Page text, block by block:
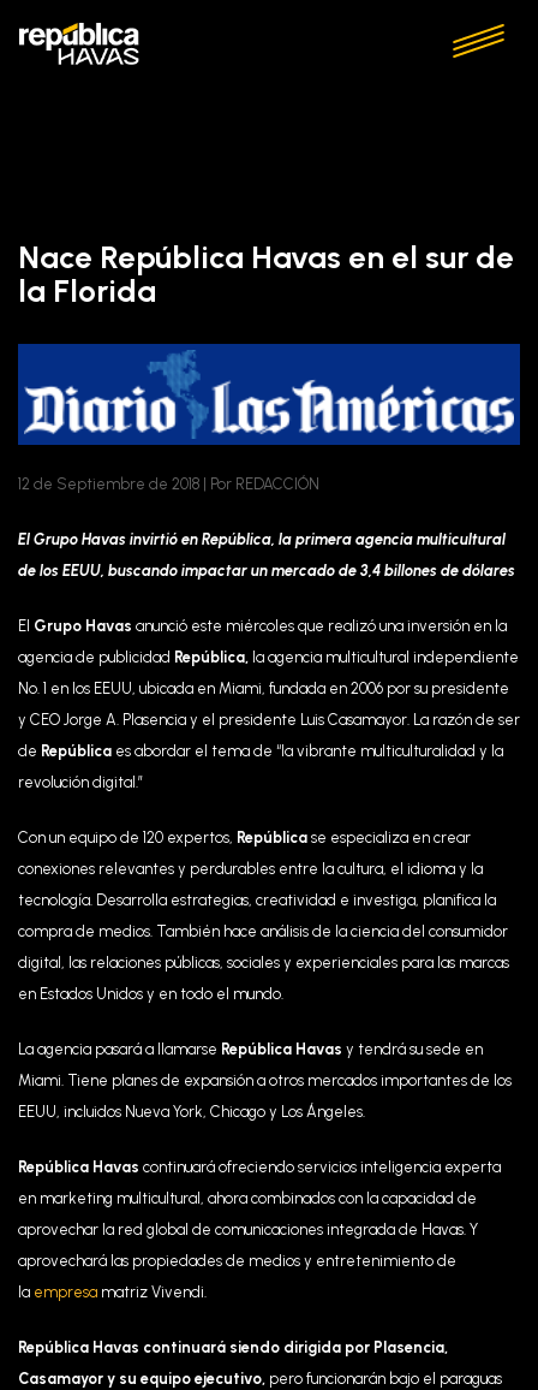
Nace República Havas en el sur de
la Florida
12 de Septiembre de 2018 | Por REDACCIÓN
El Grupo Havas invirtió en República, la primera agencia multicultural
de los EEUU, buscando impactar un mercado de 3,4 billones de dólares
El Grupo Havas anunció este miércoles que realizó una inversión en la
agencia de publicidad República, la agencia multicultural independiente
No. 1 en los EEUU, ubicada en Miami, fundada en 2006 por su presidente
y CEO Jorge A. Plasencia y el presidente Luis Casamayor. La razón de ser
de República es abordar el tema de “la vibrante multiculturalidad y la
revolución digital.”
Con un equipo de 120 expertos, República se especializa en crear
conexiones relevantes y perdurables entre la cultura, el idioma y la
tecnología. Desarrolla estrategias, creatividad e investiga, planifica la
compra de medios. También hace análisis de la ciencia del consumidor
digital, las relaciones públicas, sociales y experienciales para las marcas
en Estados Unidos y en todo el mundo.
La agencia pasará a llamarse República Havas y tendrá su sede en
Miami. Tiene planes de expansión a otros mercados importantes de los
EEUU, incluidos Nueva York, Chicago y Los Ángeles.
República Havas continuará ofreciendo servicios inteligencia experta
en marketing multicultural, ahora combinados con la capacidad de
aprovechar la red global de comunicaciones integrada de Havas. Y
aprovechará las propiedades de medios y entretenimiento de
la empresa matriz Vivendi.
República Havas continuará siendo dirigida por Plasencia,
Casamayor y su equipo ejecutivo, pero funcionarán bajo el paraguas